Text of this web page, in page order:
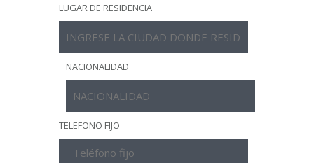
LUGAR DE RESIDENCIA
NACIONALIDAD
TELEFONO FIJO